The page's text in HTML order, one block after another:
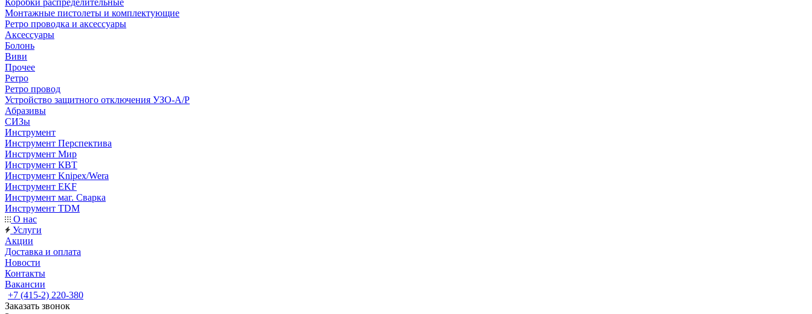
Коробки распределительные
Монтажные пистолеты и комплектующие
Ретро проводка и аксессуары
Аксессуары
Болонь
Виви
Прочее
Ретро
Ретро провод
Устройство защитного отключения УЗО-А/Р
Абразивы
СИЗы
Инструмент
Инструмент Перспектива
Инструмент Мир
Инструмент КВТ
Инструмент Knipex/Wera
Инструмент EKF
Инструмент маг. Сварка
Инструмент TDM
О нас
Услуги
Акции
Доставка и оплата
Новости
Контакты
Вакансии
+7 (415-2) 220-380
Заказать звонок